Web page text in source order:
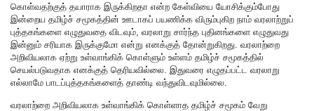
கொள்வதற்குத் தயாராக இருக்கிறதா என்ற கேள்வியை யோசிக்கும்போது
இன்றைய தமிழ்ச் சமூகத்தின் ஊடாகப் பயணிக்க விரும்புகிற நாம் வரலாற்றுப்
புத்தகங்களை எழுதுவதை விடவும், வரலாறு சார்ந்த புதினங்களை எழுதுவது
இன்னும் சரியாக இருக்குமோ என்று எனக்குத் தோன்றுகிறது. வரலாற்றை
அறிவியலாக ஏற்று உள்வாங்கிக் கொள்ளும் உள்ளம் தமிழ்ச் சமூகத்தில்
செயல்படுவதாக எனக்குத் தெரியவில்லை. இதுவரை எழுதப்பட்ட வரலாறு
எல்லாமே பாடப்புத்தகங்களைத் தாண்டி வந்துவிடவுமில்லை.
வரலாற்றை அறிவியலாக உள்வாங்கிக் கொள்ளாத தமிழ்ச் சமூகம் வேறு